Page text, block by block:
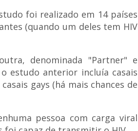
foi realizado em 14 países
(quando um deles tem HIV
denominada "Partner" e
estudo anterior incluía casais
gays (há mais chances de
pessoa com carga viral